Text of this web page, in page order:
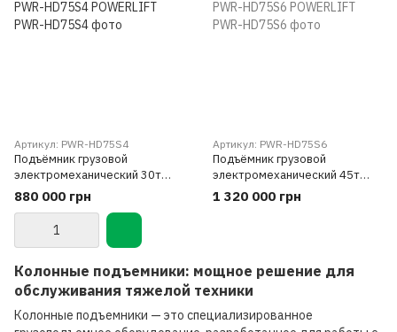
Артикул: PWR-HD75S4
Подъёмник грузовой
электромеханический 30т
(мобильные колонны 4шт)
PWR-HD75S4 POWERLIFT
880 000 грн
Артикул: PWR-HD75S6
Подъёмник грузовой
электромеханический 45т
(мобильные колонны 6 шт.)
PWR-HD75S6 POWERLIFT
1 320 000 грн
Колонные подъемники: мощное решение для
обслуживания тяжелой техники
Колонные подъемники — это специализированное